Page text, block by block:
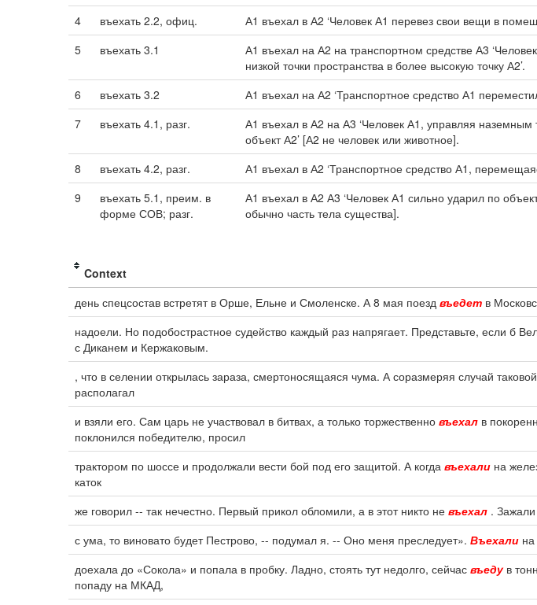
4 въехать 2.2, офиц. А1 въехал в А2 ‘Человек А1 перевез свои вещи в
5
въехать 3.1
А1 въехал на А2 на транспортном средстве А3
низкой точки пространства в более высокую точку А2’.
6 въехать 3.2 А1 въехал на А2 ‘Транспортное средство А1
7
въехать 4.1, разг.
А1 въехал в А2 на А3 ‘Человек А1, управляя наземным
объект А2’ [А2 не человек или животное].
8 въехать 4.2, разг. А1 въехал в А2 ‘Транспортное средство А1,
9
въехать 5.1, преим. в
форме СОВ; разг.
А1 въехал в А2 А3 ‘Человек А1 сильно ударил по
обычно часть тела существа].
Context
день спецсостав встретят в Орше, Ельне и Смоленске. А 8 мая поезд въедет в
надоели. Но подобострастное судейство каждый раз напрягает. Представьте, если б
с Диканем и Кержаковым.
, что в селении открылась зараза, смертоносящаяся чума. А соразмеряя случай
располагал
и взяли его. Сам царь не участвовал в битвах, а только торжественно въехал в
поклонился победителю, просил
трактором по шоссе и продолжали вести бой под его защитой. А когда въехали на
каток
же говорил -- так нечестно. Первый прикол обломили, а в этот никто не въехал .
с ума, то виновато будет Пестрово, -- подумал я. -- Оно меня преследует». Въехали
доехала до «Сокола» и попала в пробку. Ладно, стоять тут недолго, сейчас въедув
попаду на МКАД,